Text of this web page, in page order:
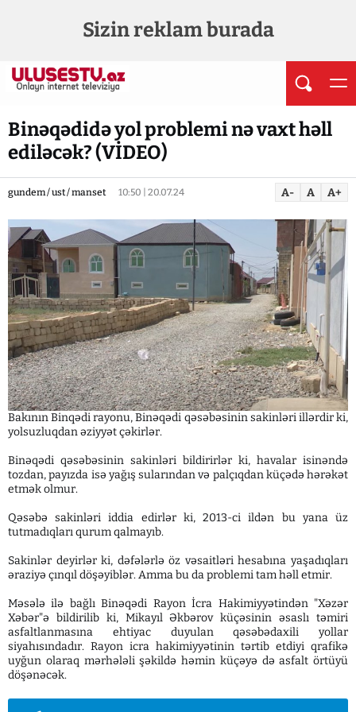
Sizin reklam burada
Binəqədidə yol problemi nə vaxt həll
ediləcək? (VİDEO)
gundem / ust / manset 10:50 | 20.07.24 A- A A+
Bakının Binqədi rayonu, Binəqədi qəsəbəsinin sakinləri illərdir ki,
yolsuzluqdan əziyyət çəkirlər.
Binəqədi qəsəbəsinin sakinləri bildirirlər ki, havalar isinəndə
tozdan, payızda isə yağış sularından və palçıqdan küçədə hərəkət
etmək olmur.
Qəsəbə sakinləri iddia edirlər ki, 2013-ci ildən bu yana üz
tutmadıqları qurum qalmayıb.
Sakinlər deyirlər ki, dəfələrlə öz vəsaitləri hesabına yaşadıqları
əraziyə çınqıl döşəyiblər. Amma bu da problemi tam həll etmir.
Məsələ ilə bağlı Binəqədi Rayon İcra Hakimiyyətindən "Xəzər
Xəbər"ə bildirilib ki, Mikayıl Əkbərov küçəsinin əsaslı təmiri
asfaltlanmasına ehtiyac duyulan qəsəbədaxili yollar
siyahısındadır. Rayon icra hakimiyyətinin tərtib etdiyi qrafikə
uyğun olaraq mərhələli şəkildə həmin küçəyə də asfalt örtüyü
döşənəcək.